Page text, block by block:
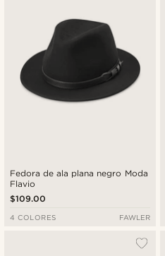
Fedora de ala plana negro Moda
Flavio
$109.00
4 COLORES FAWLER